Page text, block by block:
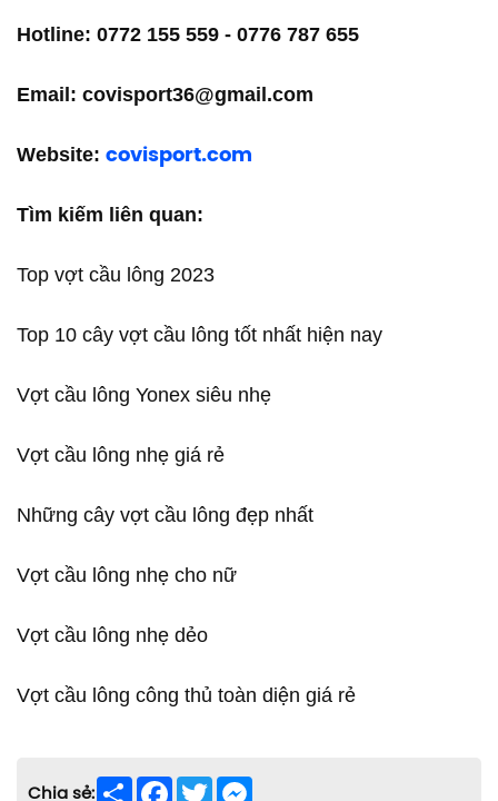
Hotline: 0772 155 559 - 0776 787 655
Email: covisport36@gmail.com
Website: covisport.com
Tìm kiếm liên quan:
Top vợt cầu lông 2023
Top 10 cây vợt cầu lông tốt nhất hiện nay
Vợt cầu lông Yonex siêu nhẹ
Vợt cầu lông nhẹ giá rẻ
Những cây vợt cầu lông đẹp nhất
Vợt cầu lông nhẹ cho nữ
Vợt cầu lông nhẹ dẻo
Vợt cầu lông công thủ toàn diện giá rẻ
Chia sẻ: ShareFacebook
Twitter